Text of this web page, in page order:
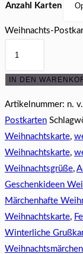
Anzahl Karten
Weihnachts-
IN DEN
Artikelnummer: n. v.
Postkarten
Weihnachtskarte,
Weihnachtskarte,
Weihnachtsgrüße,
Geschenkideen
Märchenhafte
Weihnachtskarte,
Winterliche